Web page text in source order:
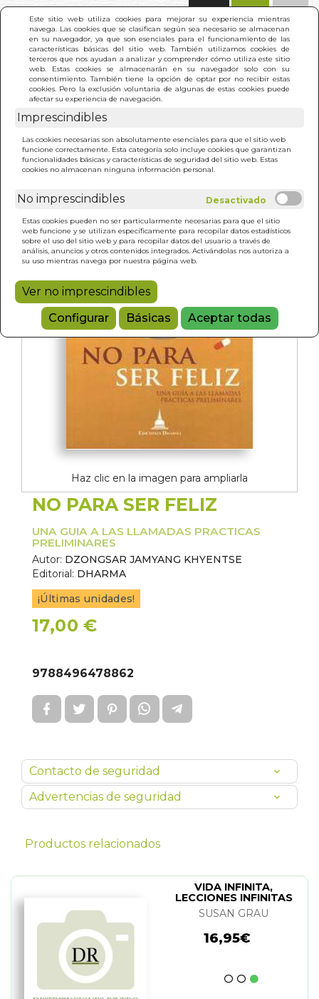
Este sitio web utiliza cookies para mejorar su experiencia mientras
navega. Las cookies que se clasifican según sea necesario se almacenan
en su navegador, ya que son esenciales para el funcionamiento de las
características básicas del sitio web. También utilizamos cookies de
terceros que nos ayudan a analizar y comprender cómo utiliza este sitio
web. Estas cookies se almacenarán en su navegador solo con su
consentimiento. También tiene la opción de optar por no recibir estas
cookies. Pero la exclusión voluntaria de algunas de estas cookies puede
afectar su experiencia de navegación.
Imprescindibles
Las cookies necesarias son absolutamente esenciales para que el sitio web
funcione correctamente. Esta categoría solo incluye cookies que garantizan
funcionalidades básicas y características de seguridad del sitio web. Estas
cookies no almacenan ninguna información personal.
No imprescindibles
Estas cookies pueden no ser particularmente necesarias para que el sitio
web funcione y se utilizan específicamente para recopilar datos estadísticos
sobre el uso del sitio web y para recopilar datos del usuario a través de
análisis, anuncios y otros contenidos integrados. Activándolas nos autoriza a
su uso mientras navega por nuestra página web.
Ver no imprescindibles
Configurar
Básicas Aceptar todas
INICIO > NO PARA SER FELIZ
Haz clic en la imagen para ampliarla
NO PARA SER FELIZ
UNA GUIA A LAS LLAMADAS PRACTICAS
PRELIMINARES
Autor: DZONGSAR JAMYANG KHYENTSE
Editorial: DHARMA
¡Últimas unidades!
17,00 €
9788496478862
Contacto de seguridad
Advertencias de seguridad
Productos relacionados
VIDA INFINITA,
LECCIONES INFINITAS
SUSAN GRAU
16,95€